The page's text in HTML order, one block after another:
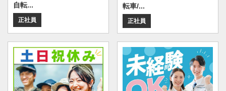
自転...
正社員
転車/...
正社員